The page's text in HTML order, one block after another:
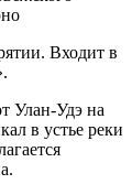
Входит в
Улан-Удэ на
в устье реки